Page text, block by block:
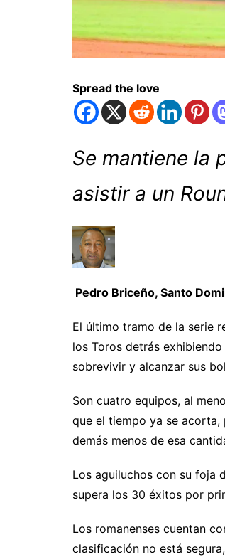
Spread the love
Se mantiene la
asistir a un
Pedro Briceño, Santo
El último tramo de la serie
los Toros detrás
sobrevivir y alcanzar sus
Son cuatro equipos, al
que el tiempo ya se
demás menos de esa
Los aguiluchos con su foja
supera los 30 éxitos por
Los romanenses cuentan
clasificación no está